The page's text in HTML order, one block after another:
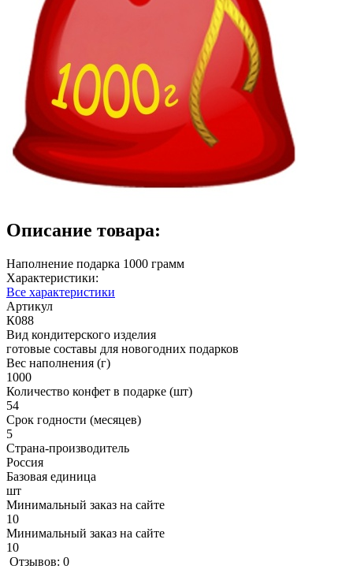
Описание товара:
Наполнение подарка 1000 грамм
Характеристики:
Все характеристики
Артикул
К088
Вид кондитерского изделия
готовые составы для новогодних подарков
Вес наполнения (г)
1000
Количество конфет в подарке (шт)
54
Срок годности (месяцев)
5
Страна-производитель
Россия
Базовая единица
шт
Минимальный заказ на сайте
10
Минимальный заказ на сайте
10
Отзывов: 0